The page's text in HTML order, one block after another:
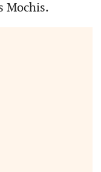
Mochis.